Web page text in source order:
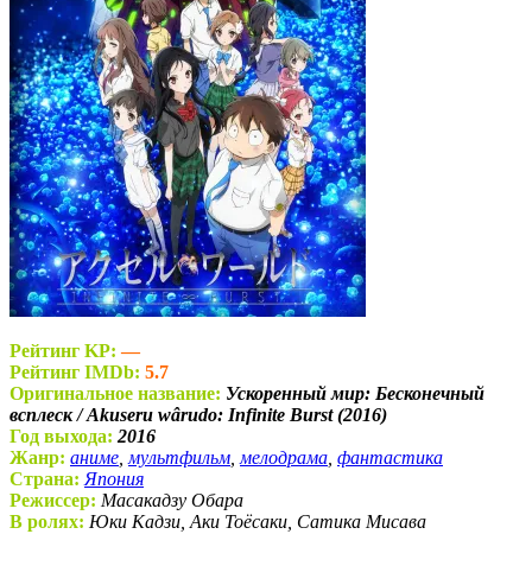
Рейтинг KP: —
Рейтинг IMDb: 5.7
Оригинальное название: Ускоренный мир: Бесконечный
всплеск / Akuseru wârudo: Infinite Burst (2016)
Год выхода: 2016
Жанр: аниме мультфильм мелодрама фантастика
Страна: Япония
Режиссер: Масакадзу Обара
В ролях: Юки Кадзи, Аки Тоёсаки, Сатика Мисава